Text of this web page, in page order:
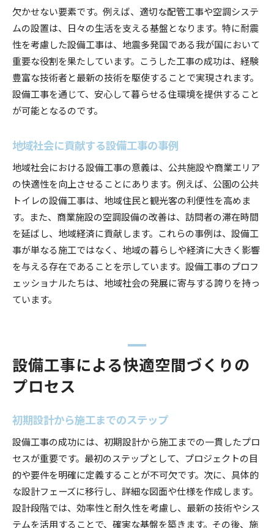
欠かせない要素です。例えば、適切な配管工事や空調システ
ムの設置は、日々の生活を支える基盤となります。特に耐震
性を考慮した設備工事は、地震多発国である我が国において
重要な役割を果たしています。こうした工事の成功は、経験
豊富な技術者と最新の技術を駆使することで実現されます。
設備工事を通じて、安心して暮らせる住環境を提供すること
が可能となるのです。
地域社会に貢献する設備工事の事例
地域社会における設備工事の意義は、公共施設や商業エリア
の快適性を向上させることにあります。例えば、公園の公共
トイレの設備工事は、地域住民と観光客の利便性を高めま
す。また、商業施設の空調設備の改善は、訪問者の滞在時間
を延ばし、地域経済に貢献します。これらの事例は、設備工
事が単なる施工ではなく、地域の暮らしや経済に大きく影響
を与える存在であることを示しています。設備工事のプロフ
ェッショナルたちは、地域社会の発展に寄与する誇りを持っ
ています。
設備工事による快適空間づくりの
プロセス
初期設計から施工までのステップ
設備工事の成功には、初期設計から施工までの一貫したプロ
セスが重要です。最初のステップとして、プロジェクトの目
的や要件を明確に定義することが不可欠です。次に、具体的
な設計フェーズに移行し、詳細な図面や仕様を作成します。
設計段階では、効率性と耐久性を考慮し、最新の技術やシス
テムを活用することで、確実な基盤を築きます。その後、施